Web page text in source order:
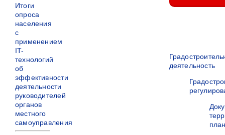
Итоги
опроса
населения
с
применением
IT-
технологий
об
эффективности
деятельности
руководителей
органов
местного
самоуправления
деятельность